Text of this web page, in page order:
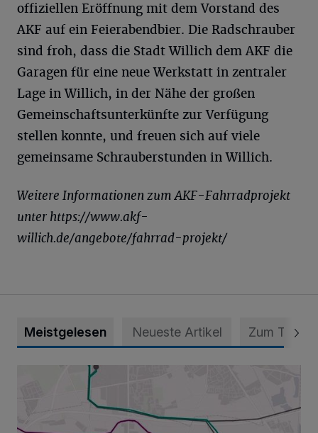
offiziellen Eröffnung mit dem Vorstand des
AKF auf ein Feierabendbier. Die Radschrauber
sind froh, dass die Stadt Willich dem AKF die
Garagen für eine neue Werkstatt in zentraler
Lage in Willich, in der Nähe der großen
Gemeinschaftsunterkünfte zur Verfügung
stellen konnte, und freuen sich auf viele
gemeinsame Schrauberstunden in Willich.
Weitere Informationen zum AKF-Fahrradprojekt
unter https://www.akf-
willich.de/angebote/fahrrad-projekt/
Meistgelesen Neueste Artikel Zum Thema
Baustart im Willicher Norden diese Woche